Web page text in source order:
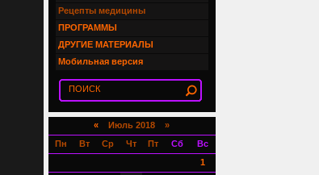
Рецепты медицины
ПРОГРАММЫ
ДРУГИЕ МАТЕРИАЛЫ
Мобильная версия
« Июль 2018 »
Пн
Вт Ср Чт Пт Сб
Вс
1